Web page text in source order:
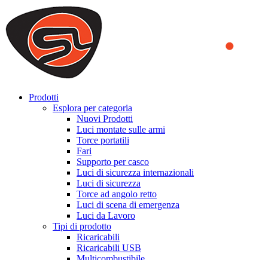
We use cookies to ensure that we provide you the best experience
on our website. By continuing to browse this website, you accept
that cookies are used to help us analyze how the website is used and
to offer you a better experience. To learn more or to find out how
you can disable cookies, you can access our
Prodotti
Esplora per categoria
Nuovi Prodotti
Luci montate sulle armi
Torce portatili
Fari
Supporto per casco
Luci di sicurezza internazionali
Luci di sicurezza
Torce ad angolo retto
Luci di scena di emergenza
Luci da Lavoro
Tipi di prodotto
Ricaricabili
Ricaricabili USB